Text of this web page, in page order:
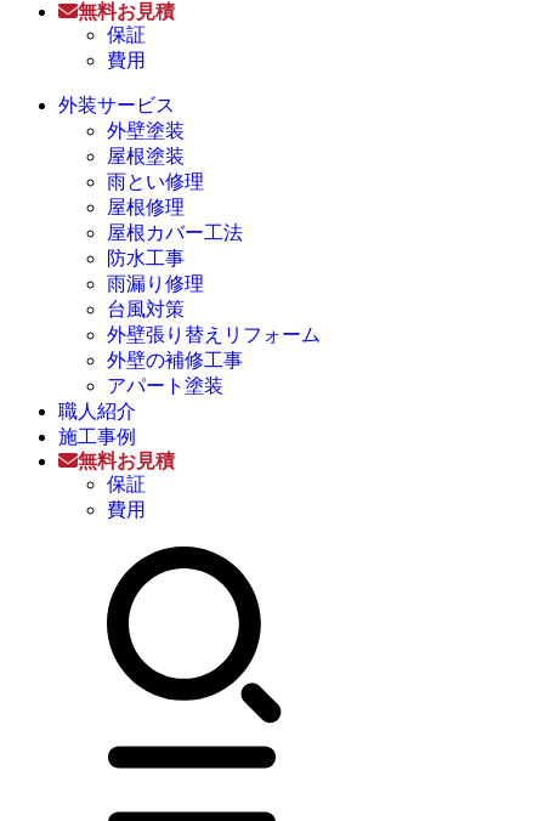
無料お見積
保証
費用
外装サービス
外壁塗装
屋根塗装
雨とい修理
屋根修理
屋根カバー工法
防水工事
雨漏り修理
台風対策
外壁張り替えリフォーム
外壁の補修工事
アパート塗装
職人紹介
施工事例
無料お見積
保証
費用